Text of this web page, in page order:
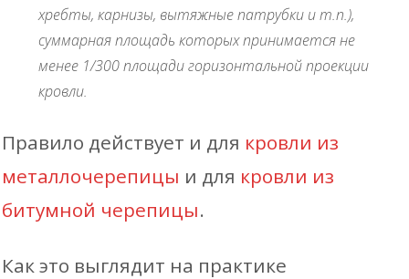
хребты, карнизы, вытяжные патрубки и т.п.),
суммарная площадь которых принимается не
менее 1/300 площади горизонтальной проекции
кровли.
Правило действует и для кровли из
металлочерепицы и для кровли из
битумной черепицы.
Как это выглядит на практике